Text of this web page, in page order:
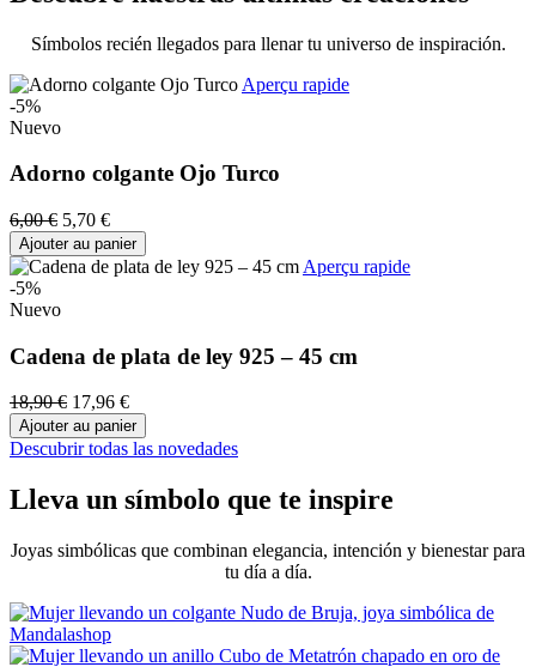
Símbolos recién llegados para llenar tu universo de inspiración.
Aperçu rapide
-5%
Nuevo
Adorno colgante Ojo Turco
6,00 € 5,70 €
Ajouter au panier
Aperçu rapide
-5%
Nuevo
Cadena de plata de ley 925 – 45 cm
18,90 € 17,96 €
Ajouter au panier
Descubrir todas las novedades
Lleva un símbolo que te inspire
Joyas simbólicas que combinan elegancia, intención y bienestar para
tu día a día.